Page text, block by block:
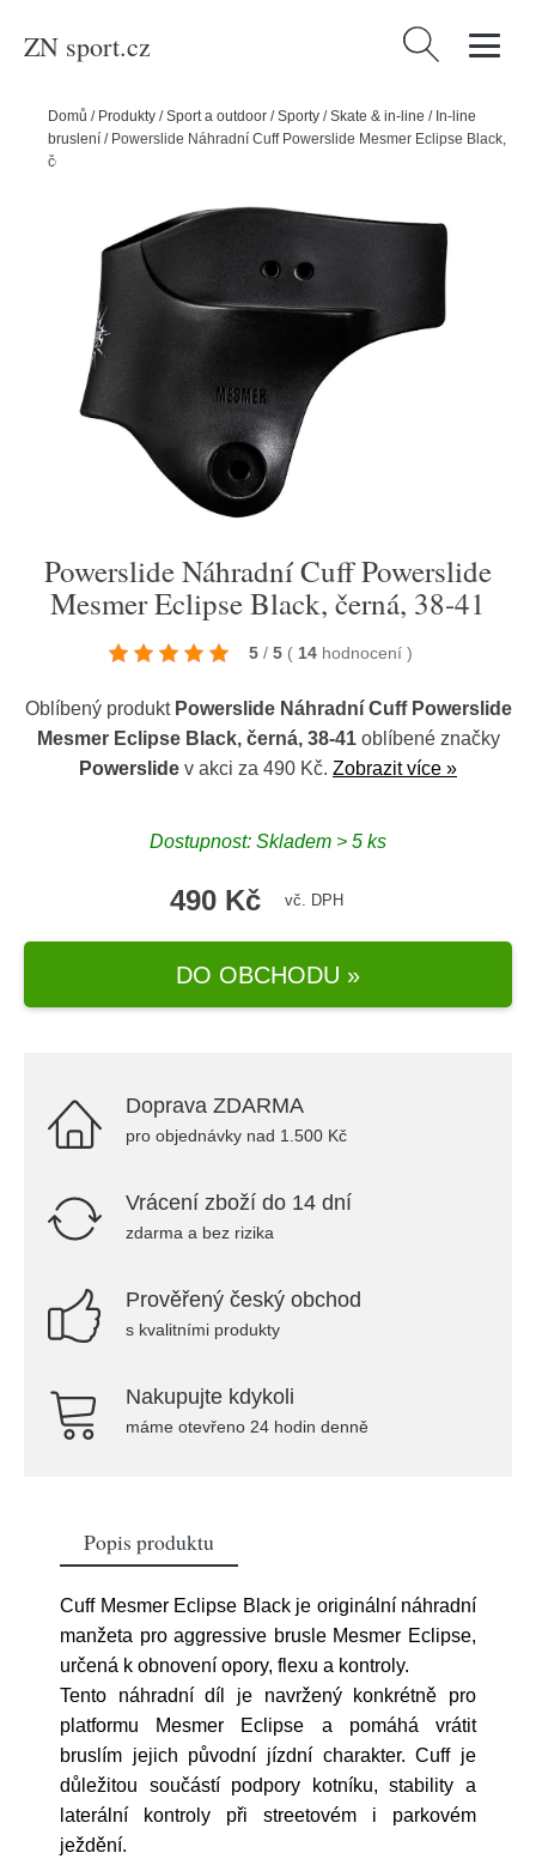
ZN sport.cz Vyhledávání
Domů / Produkty /Sport a outdoor /Sporty /Skate & in-line / In-line
bruslení / Powerslide Náhradní Cuff Powerslide Mesmer Eclipse Black,
černá, 38-41
Powerslide Náhradní Cuff Powerslide
Mesmer Eclipse Black, černá, 38-41
5 / 5 ( 14 hodnocení )
Oblíbený produkt Powerslide Náhradní Cuff Powerslide
Mesmer Eclipse Black, černá, 38-41oblíbené značky
Powerslide v akci za 490 Kč. Zobrazit více »
Dostupnost: Skladem > 5 ks
490 Kč vč. DPH
DO OBCHODU »
Doprava ZDARMA
pro objednávky nad 1.500 Kč
Vrácení zboží do 14 dní
zdarma a bez rizika
Prověřený český obchod
s kvalitními produkty
Nakupujte kdykoli
máme otevřeno 24 hodin denně
Popis produktu
Cuff Mesmer Eclipse Black je originální náhradní
manžeta pro aggressive brusle Mesmer Eclipse,
určená k obnovení opory, flexu a kontroly.
Tento náhradní díl je navržený konkrétně pro
platformu Mesmer Eclipse a pomáhá vrátit
bruslím jejich původní jízdní charakter. Cuff je
důležitou součástí podpory kotníku, stability a
laterální kontroly při streetovém i parkovém
ježdění.